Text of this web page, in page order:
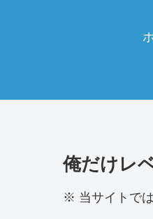
俺だけレ
※ 当サイトで